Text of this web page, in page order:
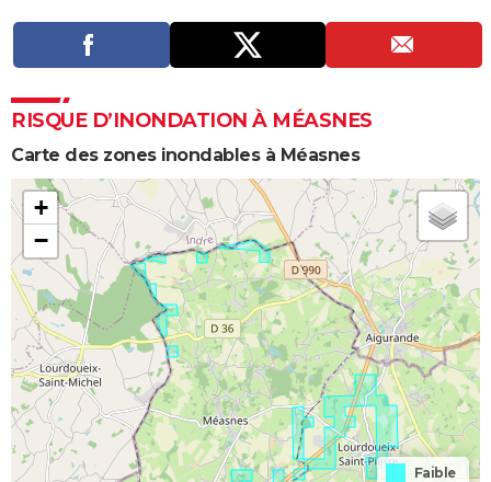
RISQUE D’INONDATION À MÉASNES
Carte des zones inondables à Méasnes
+
−
Faible